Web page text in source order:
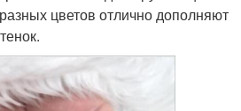
цветов отлично дополняют